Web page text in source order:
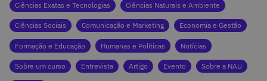
Ciências Exatas e Tecnologias Ciências Naturais e Ambiente
Ciências Sociais Comunicação e Marketing Economia e Gestão
Formação e Educação Humanas e Políticas Notícias
Sobre um curso Entrevista Artigo Evento Sobre a NAU